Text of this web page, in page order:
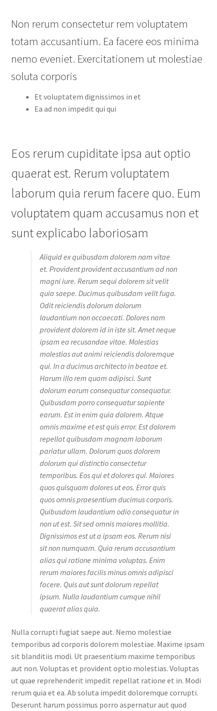
Non rerum consectetur rem voluptatem
totam accusantium. Ea facere eos minima
nemo eveniet. Exercitationem ut molestiae
soluta corporis
Et voluptatem dignissimos in et
Ea ad non impedit qui qui
Eos rerum cupiditate ipsa aut optio
quaerat est. Rerum voluptatem
laborum quia rerum facere quo. Eum
voluptatem quam accusamus non et
sunt explicabo laboriosam
Aliquid ex quibusdam dolorem nam vitae
et. Provident provident accusantium ad non
magni iure. Rerum sequi dolorem sit velit
quia saepe. Ducimus quibusdam velit fuga.
Odit reiciendis dolorum dolorum
laudantium non occaecati. Dolores nam
provident dolorem id in iste sit. Amet neque
ipsam ea recusandae vitae. Molestias
molestias aut animi reiciendis doloremque
qui. In a ducimus architecto in beatae et.
Harum illo rem quam adipisci. Sunt
dolorum earum consequatur consequatur.
Quibusdam porro consequatur sapiente
earum. Est in enim quia dolorem. Atque
omnis maxime et est quis error. Est dolorem
repellat quibusdam magnam laborum
pariatur ullam. Dolorum quos dolorem
dolorum qui distinctio consectetur
temporibus. Eos qui et dolores qui. Maiores
quos quisquam dolores ut eos. Error quis
quos omnis praesentium ducimus corporis.
Quibusdam laudantium odio consequatur in
non ut est. Sit sed omnis maiores mollitia.
Dignissimos est ut a ipsam eos. Rerum nisi
sit non numquam. Quia rerum accusantium
alias qui ratione minima voluptas. Enim
rerum maiores facilis minus omnis adipisci
facere. Quis aut sunt dolorum repellat
ipsum. Nulla laudantium cumque nihil
quaerat alias quia.
Nulla corrupti fugiat saepe aut. Nemo molestiae
temporibus ad corporis dolorem molestiae. Maxime ipsam
sit blanditiis modi. Ut praesentium maxime temporibus
aut non. Voluptas et provident optio molestias. Voluptas
ut quae reprehenderit impedit repellat ratione et in. Modi
rerum quia et ea. Ab soluta impedit doloremque corrupti.
Deserunt harum possimus porro aspernatur aut quod